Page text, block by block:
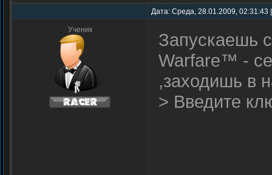
Дата: Среда, 28.01.2009,
Ученик
Запускаешь
Warfare™ -
,заходишь в
> Введите